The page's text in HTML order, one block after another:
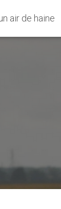
air de haine